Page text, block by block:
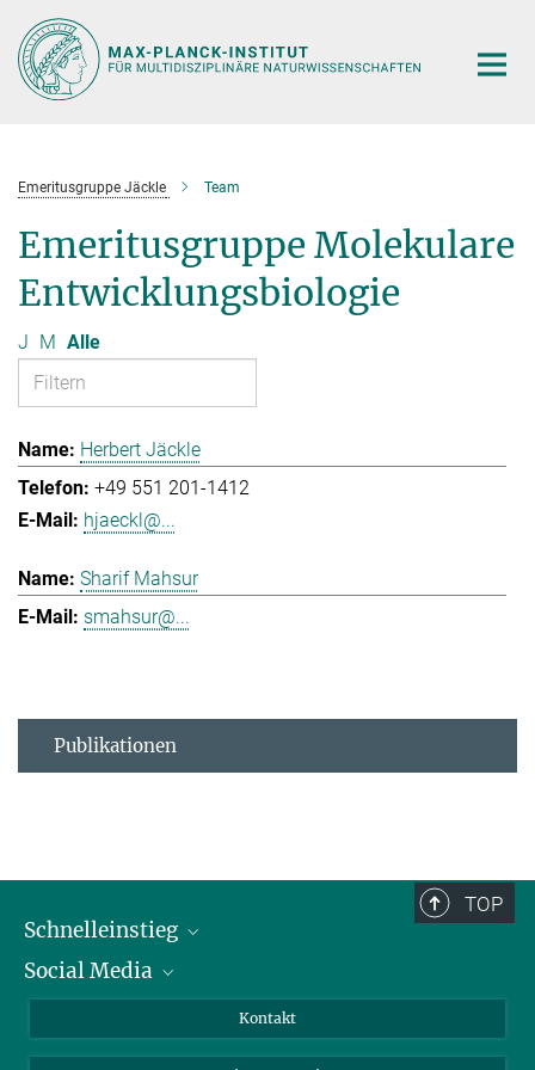
Hauptinhalt
Emeritusgruppe Jäckle Team
Emeritusgruppe Molekulare
Entwicklungsbiologie
J M Alle
Herbert Jäckle
+49 551 201-1412
hjaeckl@...
Sharif Mahsur
smahsur@...
Publikationen
TOP
Schnelleinstieg
Alumni
Social Media
Bluesky
Kontakt